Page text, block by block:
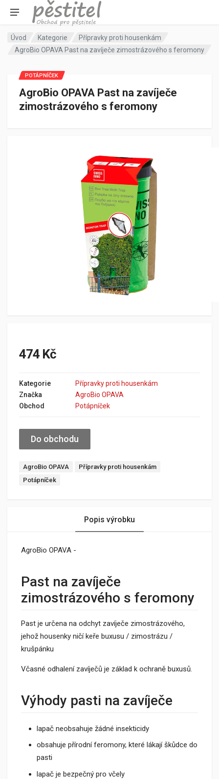
Úvod Kategorie
Přípravky proti housenkám
AgroBio OPAVA Past na zavíječe zimostrázového s feromony
AgroBio OPAVA Past na zavíječe
zimostrázového s feromony
POTÁPNÍČEK
474 Kč
Kategorie
Přípravky proti housenkám
Značka
AgroBio OPAVA
Obchod
Potápníček
Do obchodu
AgroBio OPAVA
Přípravky proti housenkám
Potápníček
Popis výrobku
AgroBio OPAVA -
Past na zavíječe
zimostrázového s feromony
Past je určena na odchyt zavíječe zimostrázového,
jehož housenky ničí keře buxusu / zimostrázu /
krušpánku
Včasné odhalení zavíječů je základ k ochraně buxusů.
Výhody pasti na zavíječe
lapač neobsahuje žádné insekticidy
obsahuje přírodní feromony, které lákají škůdce do
pasti
lapač je bezpečný pro včely